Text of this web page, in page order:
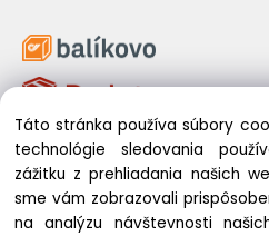
Táto stránka používa súbory
technológie sledovania
zážitku z prehliadania našich
sme vám zobrazovali
na analýzu návštevnosti